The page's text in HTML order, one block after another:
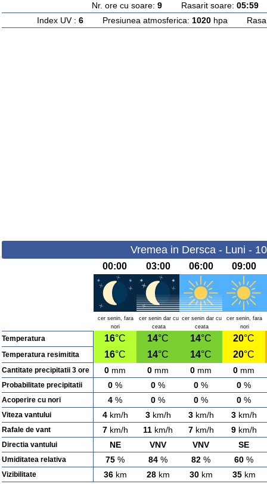
Nr. ore cu soare: 9Rasarit soare: 05:59
Index UV : 6Presiunea atmosferica: 1020hpa
Vremea in Dersca - Luni -
00:00 03:00 06:00 09:00
cer senin, fara
nori
cer senin dar cu
ceata
cer senin dar cu
ceata
cer senin, fara
nori
Temperatura 16°C 14°C 14°C 20°C
Temperatura resimitita 16°C 14°C 14°C 20°C
Cantitate precipitatii 3 ore 0 mm 0 mm 0 mm 0 mm
Probabilitate precipitatii 0 % 0 % 0 % 0 %
Acoperire cu nori 4 % 0 % 0 % 0 %
Viteza vantului 4km/h 3km/h 3km/h 3km/h
Rafale de vant 7km/h 11 km/h 7km/h 9km/h
Directia vantului NE VNV VNV SE
Umiditatea relativa 75 % 84 % 82 % 60 %
Vizibilitate 36km 28km 30km 35km